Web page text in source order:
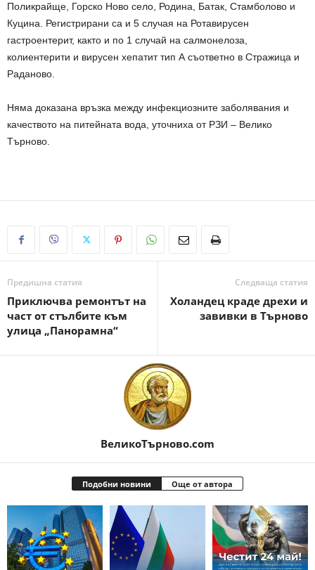
Поликрайще, Горско Ново село, Родина, Батак, Стамболово и
Куцина. Регистрирани са и 5 случая на Ротавирусен
гастроентерит, както и по 1 случай на салмонелоза,
колиентерити и вирусен хепатит тип А съответно в Стражица и
Раданово.
Няма доказана връзка между инфекциозните заболявания и
качеството на питейната вода, уточниха от РЗИ – Велико
Търново.
Предишна статия
Приключва ремонтът на
част от стълбите към
улица „Панорамна“
Следваща статия
Холандец краде дрехи и
завивки в Търново
ВеликоТърново.com
Подобни новини Още от автора